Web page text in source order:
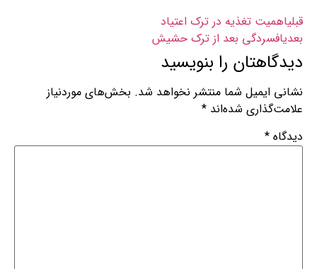
قبلیاهمیت تغذیه در ترک اعتیاد
بعدیافسردگی بعد از ترک حشیش
دیدگاهتان را بنویسید
نشانی ایمیل شما منتشر نخواهد شد. بخش‌های موردنیاز
علامت‌گذاری شده‌اند *
دیدگاه *